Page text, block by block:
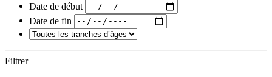
Date de début
Date de fin
Filtrer